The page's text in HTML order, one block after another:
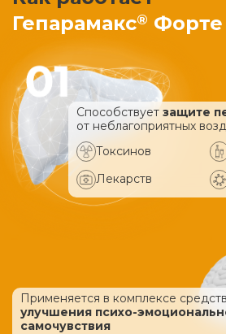
Гепарамакс® Форте
Способствует защите
от неблагоприятных
Токсинов
Лекарств
Применяется в комплексе средств
улучшения психо-
самочувствия